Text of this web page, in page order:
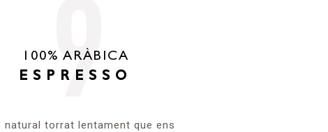
9
100% ARÀBICA
ESPRESSO
natural torrat lentament que ens